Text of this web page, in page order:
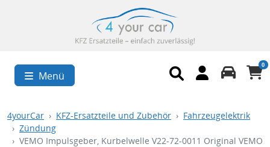
Menü
0
4yourCar KFZ-Ersatzteile und Zubehör
Fahrzeugelektrik
Zündung
VEMO Impulsgeber, Kurbelwelle V22-72-0011 Original VEMO